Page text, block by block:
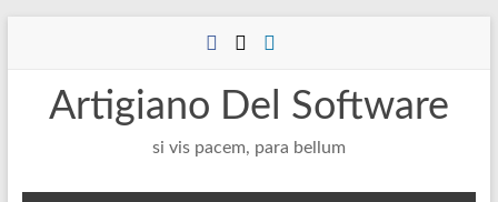
Artigiano Del Software
si vis pacem, para bellum